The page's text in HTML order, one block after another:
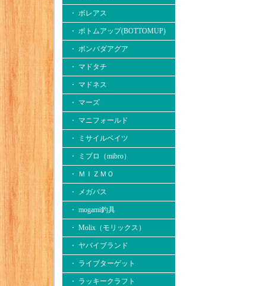
・ ボレアス
・ ボトムアップ(BOTTOMUP)
・ ボンバダアグア
・ マドタチ
・ マドネス
・ マーズ
・ マニフォールド
・ ミサイルベイツ
・ ミブロ（mibro）
・ ＭＩＺＭＯ
・ メガバス
・ mogami釣具
・ Molix（モリックス）
・ ヤバイブランド
・ ライブターゲット
・ ラッキークラフト